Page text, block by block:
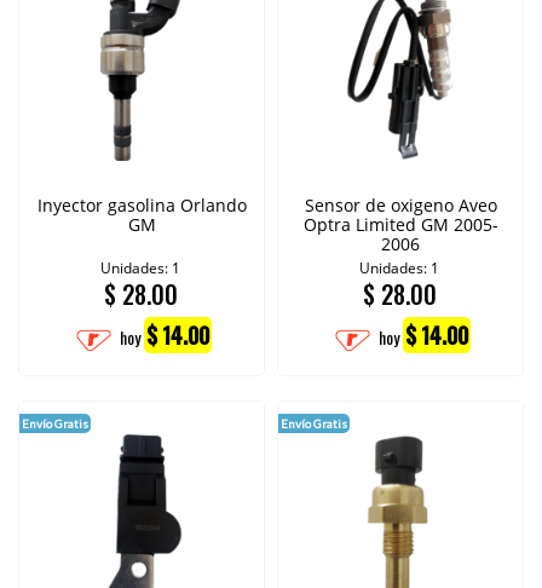
Inyector gasolina Orlando
GM
Unidades: 1
$ 28.00
hoy $ 14.00
Envío Gratis
Sensor de oxigeno Aveo
Optra Limited GM 2005-
2006
Unidades: 1
$ 28.00
hoy $ 14.00
Envío Gratis